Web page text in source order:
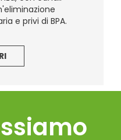
e privi di BPA.